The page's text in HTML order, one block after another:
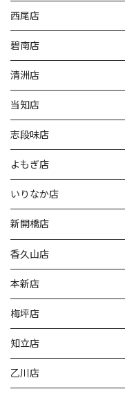
西尾店
碧南店
清洲店
当知店
志段味店
よもぎ店
いりなか店
新開橋店
香久山店
本新店
梅坪店
知立店
乙川店